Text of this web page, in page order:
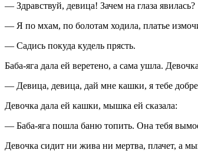
— Здравствуй, девица! Зачем на глаза явилась?
— Я по мхам, по болотам ходила, платье
— Садись покуда кудель прясть.
Баба-яга дала ей веретено, а сама ушла.
— Девица, девица, дай мне кашки, я тебе
Девочка дала ей кашки, мышка ей сказала:
— Баба-яга пошла баню топить. Она тебя
Девочка сидит ни жива ни мертва, плачет, а